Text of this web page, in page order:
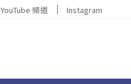
YouTube 頻道 Instagram